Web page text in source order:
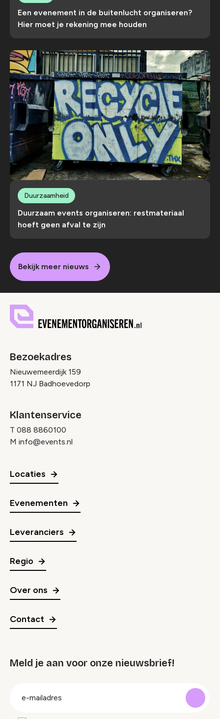
Een evenement in de buitenlucht organiseren?
Hier moet je rekening mee houden
Duurzaam events organiseren: restmateriaal
hoeft geen afval te zijn
Duurzaamheid
Bekijk meer nieuws
Bezoekadres
Nieuwemeerdijk 159
1171 NJ Badhoevedorp
Klantenservice
T 088 8860100
M info@events.nl
Locaties
Evenementen
Leveranciers
Regio
Over ons
Contact
Meld je aan voor onze nieuwsbrief!